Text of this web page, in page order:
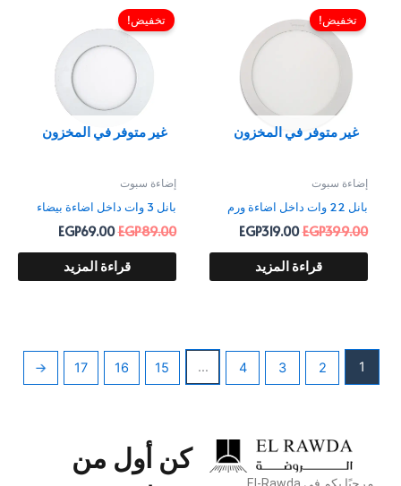
غير متوفر في المخزون
تخفيض!
إضاءة سبوت
بانل 22 وات داخل اضاءة ورم
EGP399.00
هو:
EGP399.00.
EGP319.00
قراءة المزيد
غير متوفر في المخزون
تخفيض!
إضاءة سبوت
بانل 3 وات داخل اضاءة بيضاء
EGP89.00
هو:
EGP89.00.
EGP69.00
قراءة المزيد
1
2
3
4
…
15
16
17
←
كن أول من